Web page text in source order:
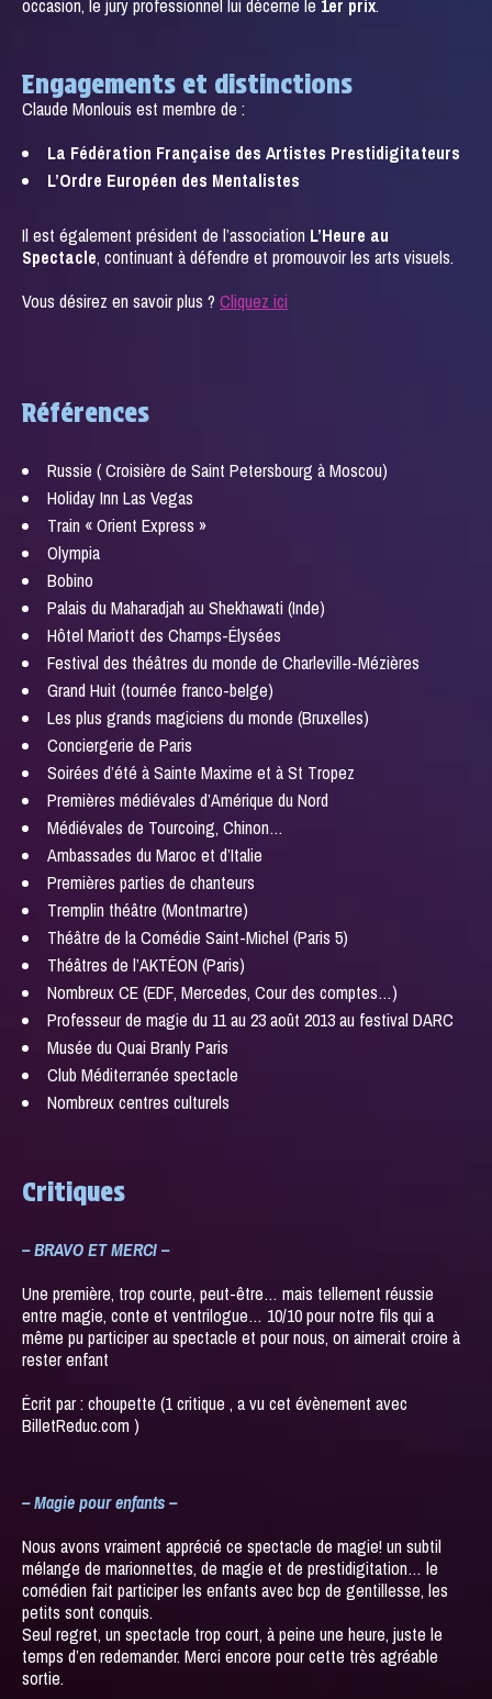
occasion, le jury professionnel lui décerne le 1er prix.
Engagements et distinctions
Claude Monlouis est membre de :
La Fédération Française des Artistes Prestidigitateurs
L’Ordre Européen des Mentalistes
Il est également président de l’association L’Heure au
Spectacle, continuant à défendre et promouvoir les arts visuels.
Vous désirez en savoir plus ? Cliquez ici
Références
Russie ( Croisière de Saint Petersbourg à Moscou)
Holiday Inn Las Vegas
Train « Orient Express »
Olympia
Bobino
Palais du Maharadjah au Shekhawati (Inde)
Hôtel Mariott des Champs-Élysées
Festival des théâtres du monde de Charleville-Mézières
Grand Huit (tournée franco-belge)
Les plus grands magiciens du monde (Bruxelles)
Conciergerie de Paris
Soirées d’été à Sainte Maxime et à St Tropez
Premières médiévales d’Amérique du Nord
Médiévales de Tourcoing, Chinon…
Ambassades du Maroc et d’Italie
Premières parties de chanteurs
Tremplin théâtre (Montmartre)
Théâtre de la Comédie Saint-Michel (Paris 5)
Théâtres de l’AKTÉON (Paris)
Nombreux CE (EDF, Mercedes, Cour des comptes…)
Professeur de magie du 11 au 23 août 2013 au festival DARC
Musée du Quai Branly Paris
Club Méditerranée spectacle
Nombreux centres culturels
Critiques
– BRAVO ET MERCI –
Une première, trop courte, peut-être… mais tellement réussie
entre magie, conte et ventrilogue… 10/10 pour notre fils qui a
même pu participer au spectacle et pour nous, on aimerait croire à
rester enfant
Écrit par : choupette (1 critique , a vu cet évènement avec
BilletReduc.com )
– Magie pour enfants –
Nous avons vraiment apprécié ce spectacle de magie! un subtil
mélange de marionnettes, de magie et de prestidigitation… le
comédien fait participer les enfants avec bcp de gentillesse, les
petits sont conquis.
Seul regret, un spectacle trop court, à peine une heure, juste le
temps d’en redemander. Merci encore pour cette très agréable
sortie.